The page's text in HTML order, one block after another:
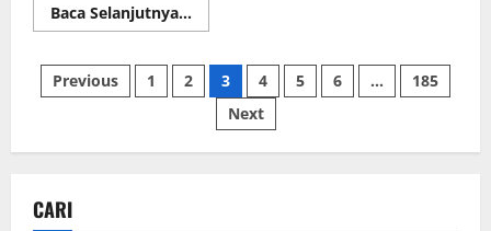
Baca Selanjutnya...
more
Wisata
Pantai
di
Meksiko,
Surga
Tropis
Paginasi
Previous 1 2 3 4 5 6 …
185
Next
CARI